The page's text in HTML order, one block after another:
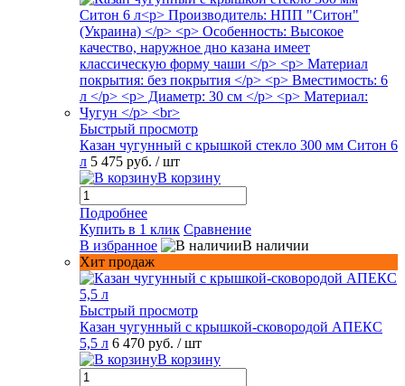
Быстрый просмотр
Казан чугунный с крышкой стекло 300 мм Ситон 6
л 5 475 руб. / шт
В корзину
Подробнее
Купить в 1 клик Сравнение
В избранное
В наличии
Хит продаж
Быстрый просмотр
Казан чугунный с крышкой-сковородой АПЕКС
5,5 л 6 470 руб. / шт
В корзину